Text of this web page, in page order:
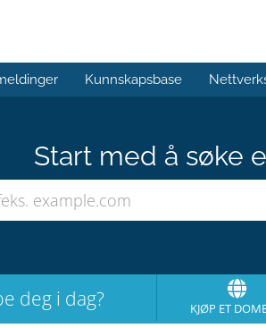
Kunnskapsbase
Start med å søke
deg i dag? KJØP ET